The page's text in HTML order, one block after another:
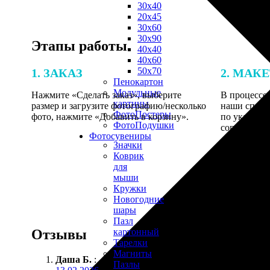
30х40
20х45
30х60
30х90
40х40
40х60
50х70
Пенокартон
Модульные
картины
ФотоПостеры
ФотоПодушки
Фотоcувениры
Значки
Коврик
для
мыши
Кружки
Новогодние
шары
Пазл
картонный
Тарелки
Магниты
Пазлы
Этапы работы
1. ЗАКАЗ
Нажмите «Сделать заказ», выберите
размер и загрузите фотографию/несколько
фото, нажмите «Добавить в корзину».
2.
В процессе
наши
по
Отзывы
Даша Б. :